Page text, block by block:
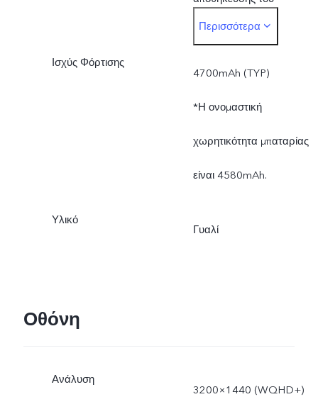
λειτουργικού συστήματος
και των
προεγκατεστημένων
εφαρμογών.
Περισσότερα
Ισχύς Φόρτισης
4700mAh (TYP)
*Η ονομαστική
χωρητικότητα μπαταρίας
είναι 4580mAh.
Υλικό
Γυαλί
Οθόνη
Ανάλυση
3200×1440 (WQHD+)